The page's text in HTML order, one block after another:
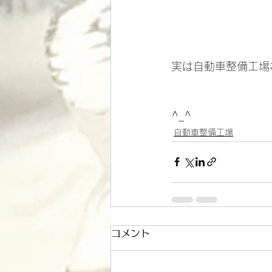
実は自動車整備工
^_^
自動車整備工場
コメント